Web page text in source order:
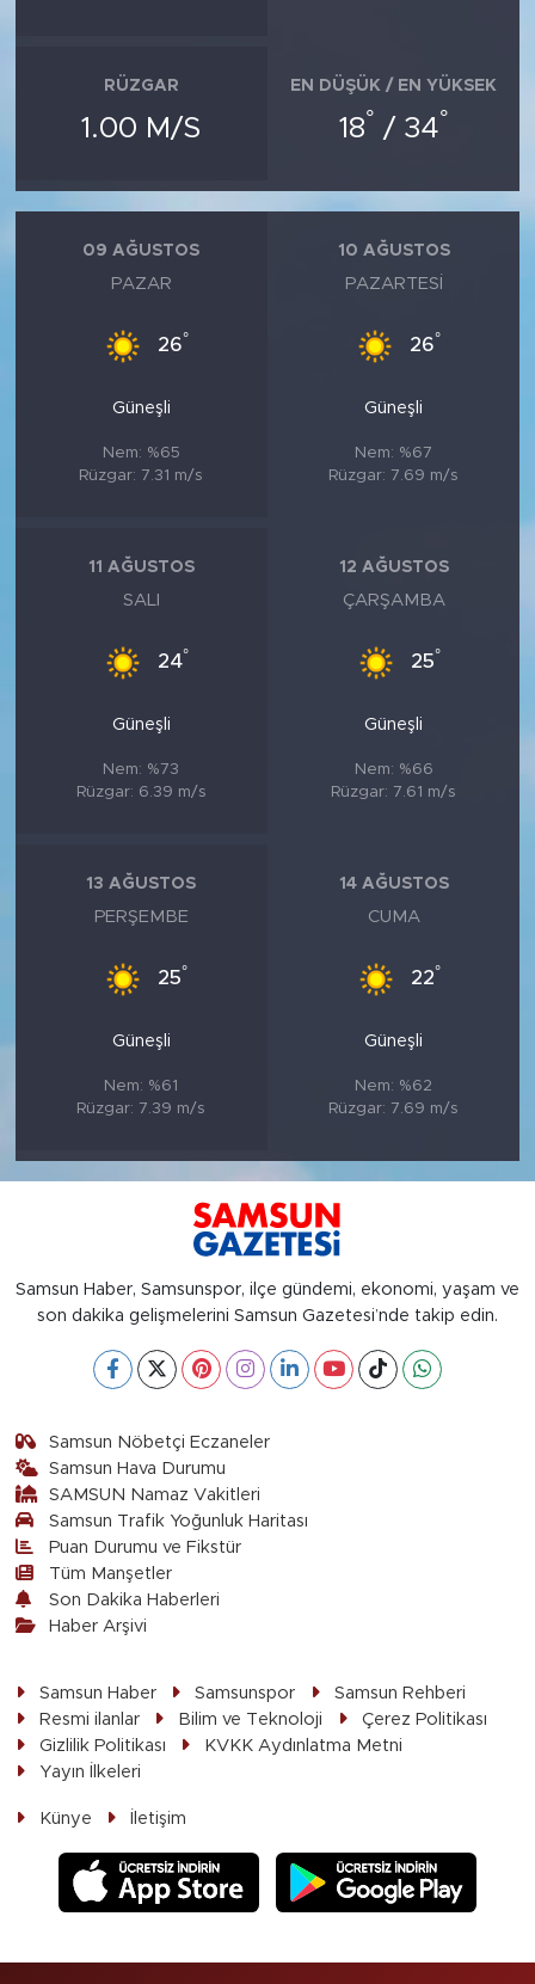
RÜZGAR
1.00 M/S
EN DÜŞÜK / EN YÜKSEK
18° / 34°
09 AĞUSTOS
PAZAR
26°
Güneşli
Nem: %65
Rüzgar: 7.31 m/s
10 AĞUSTOS
PAZARTESI
26°
Güneşli
Nem: %67
Rüzgar: 7.69 m/s
11 AĞUSTOS
SALI
24°
Güneşli
Nem: %73
Rüzgar: 6.39 m/s
12 AĞUSTOS
ÇARŞAMBA
25°
Güneşli
Nem: %66
Rüzgar: 7.61 m/s
13 AĞUSTOS
PERŞEMBE
25°
Güneşli
Nem: %61
Rüzgar: 7.39 m/s
14 AĞUSTOS
CUMA
22°
Güneşli
Nem: %62
Rüzgar: 7.69 m/s
Samsun Haber, Samsunspor, ilçe gündemi, ekonomi, yaşam ve
son dakika gelişmelerini Samsun Gazetesi’nde takip edin.
Samsun Nöbetçi Eczaneler
Samsun Hava Durumu
SAMSUN Namaz Vakitleri
Samsun Trafik Yoğunluk Haritası
Puan Durumu ve Fikstür
Tüm Manşetler
Son Dakika Haberleri
Haber Arşivi
Samsun Haber Samsunspor
Samsun Rehberi
Resmi ilanlar
Bilim ve Teknoloji
Çerez Politikası
Gizlilik Politikası
KVKK Aydınlatma Metni
Yayın İlkeleri
Künye İletişim